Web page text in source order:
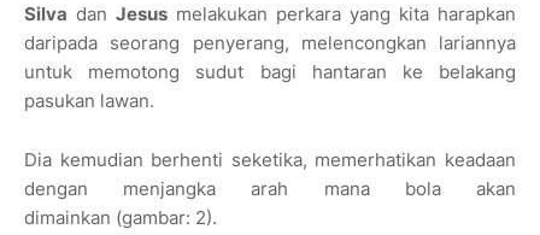
Silva dan Jesus melakukan perkara yang kita harapkan
daripada seorang penyerang, melencongkan lariannya
untuk memotong sudut bagi hantaran ke belakang
pasukan lawan.
Dia kemudian berhenti seketika, memerhatikan keadaan
dengan menjangka arah mana bola akan
dimainkan (gambar: 2).